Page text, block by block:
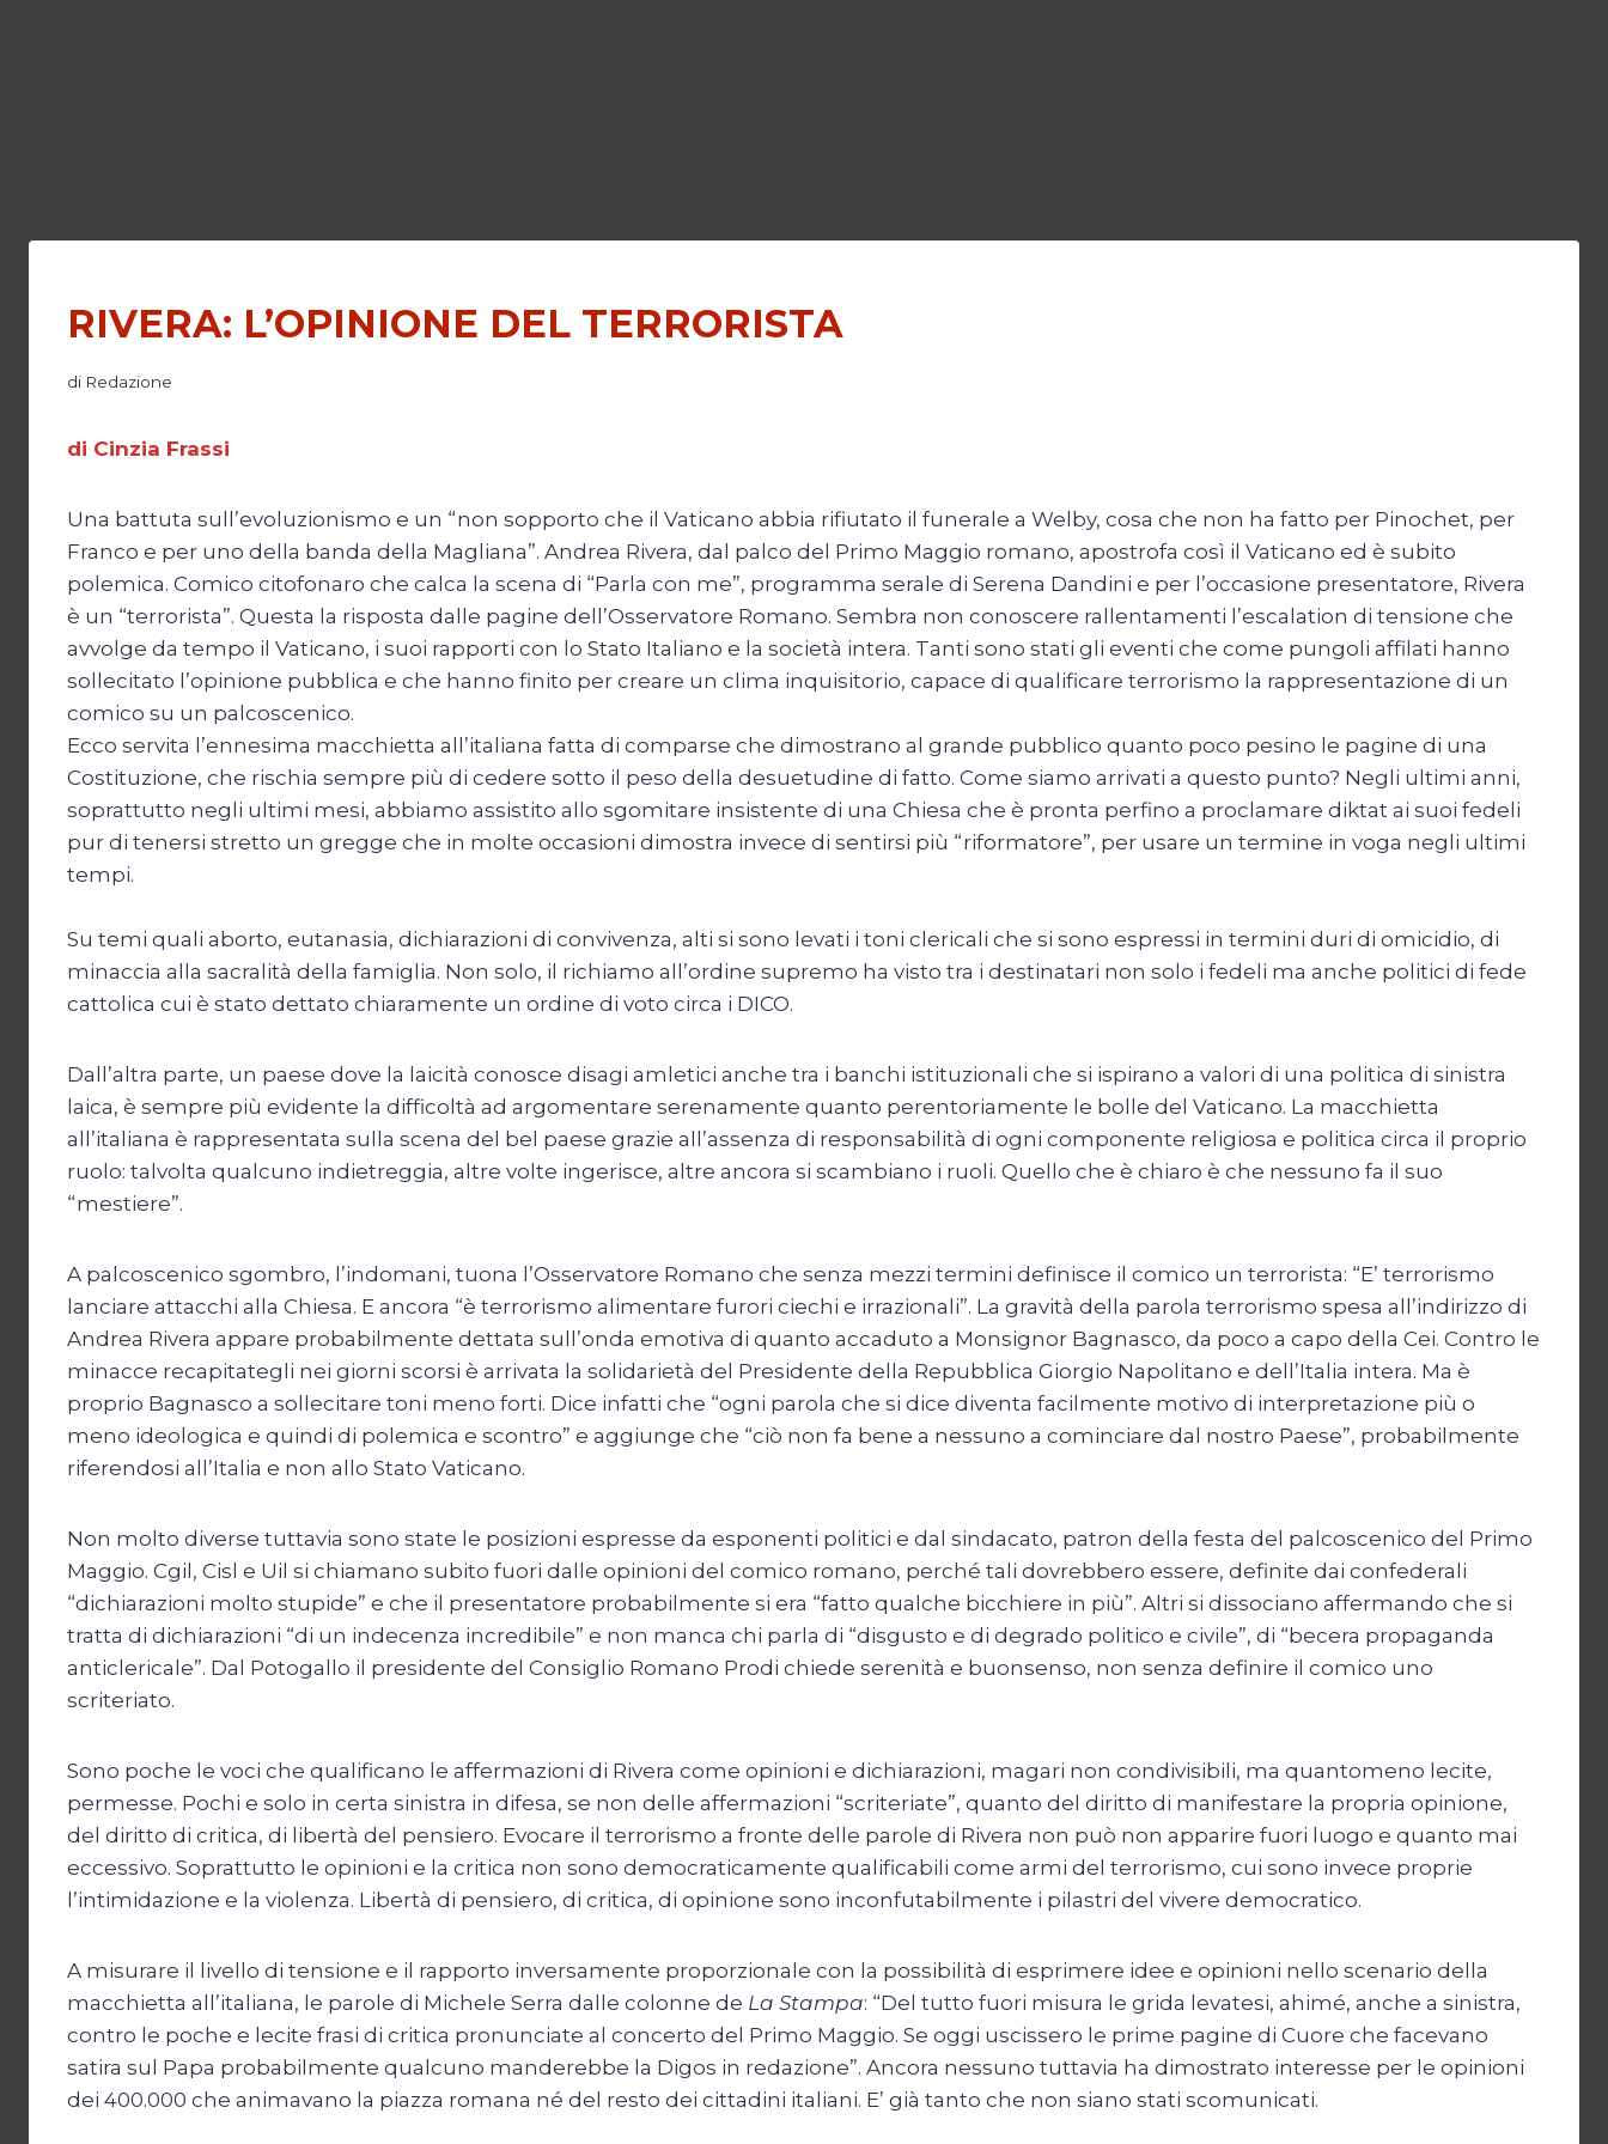
RIVERA: L’OPINIONE DEL TERRORISTA
di Redazione
di Cinzia Frassi
Una battuta sull’evoluzionismo e un “non sopporto che il Vaticano abbia rifiutato il funerale a Welby, cosa che non ha fatto per Pinochet, per
Franco e per uno della banda della Magliana”. Andrea Rivera, dal palco del Primo Maggio romano, apostrofa così il Vaticano ed è subito
polemica. Comico citofonaro che calca la scena di “Parla con me”, programma serale di Serena Dandini e per l’occasione presentatore, Rivera
è un “terrorista”. Questa la risposta dalle pagine dell’Osservatore Romano. Sembra non conoscere rallentamenti l’escalation di tensione che
avvolge da tempo il Vaticano, i suoi rapporti con lo Stato Italiano e la società intera. Tanti sono stati gli eventi che come pungoli affilati hanno
sollecitato l’opinione pubblica e che hanno finito per creare un clima inquisitorio, capace di qualificare terrorismo la rappresentazione di un
comico su un palcoscenico.
Ecco servita l’ennesima macchietta all’italiana fatta di comparse che dimostrano al grande pubblico quanto poco pesino le pagine di una
Costituzione, che rischia sempre più di cedere sotto il peso della desuetudine di fatto. Come siamo arrivati a questo punto? Negli ultimi anni,
soprattutto negli ultimi mesi, abbiamo assistito allo sgomitare insistente di una Chiesa che è pronta perfino a proclamare diktat ai suoi fedeli
pur di tenersi stretto un gregge che in molte occasioni dimostra invece di sentirsi più “riformatore”, per usare un termine in voga negli ultimi
tempi.
Su temi quali aborto, eutanasia, dichiarazioni di convivenza, alti si sono levati i toni clericali che si sono espressi in termini duri di omicidio, di
minaccia alla sacralità della famiglia. Non solo, il richiamo all’ordine supremo ha visto tra i destinatari non solo i fedeli ma anche politici di fede
cattolica cui è stato dettato chiaramente un ordine di voto circa i DICO.
Dall’altra parte, un paese dove la laicità conosce disagi amletici anche tra i banchi istituzionali che si ispirano a valori di una politica di sinistra
laica, è sempre più evidente la difficoltà ad argomentare serenamente quanto perentoriamente le bolle del Vaticano. La macchietta
all’italiana è rappresentata sulla scena del bel paese grazie all’assenza di responsabilità di ogni componente religiosa e politica circa il proprio
ruolo: talvolta qualcuno indietreggia, altre volte ingerisce, altre ancora si scambiano i ruoli. Quello che è chiaro è che nessuno fa il suo
“mestiere”.
A palcoscenico sgombro, l’indomani, tuona l’Osservatore Romano che senza mezzi termini definisce il comico un terrorista: “E’ terrorismo
lanciare attacchi alla Chiesa. E ancora “è terrorismo alimentare furori ciechi e irrazionali”. La gravità della parola terrorismo spesa all’indirizzo di
Andrea Rivera appare probabilmente dettata sull’onda emotiva di quanto accaduto a Monsignor Bagnasco, da poco a capo della Cei. Contro le
minacce recapitategli nei giorni scorsi è arrivata la solidarietà del Presidente della Repubblica Giorgio Napolitano e dell’Italia intera. Ma è
proprio Bagnasco a sollecitare toni meno forti. Dice infatti che “ogni parola che si dice diventa facilmente motivo di interpretazione più o
meno ideologica e quindi di polemica e scontro” e aggiunge che “ciò non fa bene a nessuno a cominciare dal nostro Paese”, probabilmente
riferendosi all’Italia e non allo Stato Vaticano.
Non molto diverse tuttavia sono state le posizioni espresse da esponenti politici e dal sindacato, patron della festa del palcoscenico del Primo
Maggio. Cgil, Cisl e Uil si chiamano subito fuori dalle opinioni del comico romano, perché tali dovrebbero essere, definite dai confederali
“dichiarazioni molto stupide” e che il presentatore probabilmente si era “fatto qualche bicchiere in più”. Altri si dissociano affermando che si
tratta di dichiarazioni “di un indecenza incredibile” e non manca chi parla di “disgusto e di degrado politico e civile”, di “becera propaganda
anticlericale”. Dal Potogallo il presidente del Consiglio Romano Prodi chiede serenità e buonsenso, non senza definire il comico uno
scriteriato.
Sono poche le voci che qualificano le affermazioni di Rivera come opinioni e dichiarazioni, magari non condivisibili, ma quantomeno lecite,
permesse. Pochi e solo in certa sinistra in difesa, se non delle affermazioni “scriteriate”, quanto del diritto di manifestare la propria opinione,
del diritto di critica, di libertà del pensiero. Evocare il terrorismo a fronte delle parole di Rivera non può non apparire fuori luogo e quanto mai
eccessivo. Soprattutto le opinioni e la critica non sono democraticamente qualificabili come armi del terrorismo, cui sono invece proprie
l’intimidazione e la violenza. Libertà di pensiero, di critica, di opinione sono inconfutabilmente i pilastri del vivere democratico.
A misurare il livello di tensione e il rapporto inversamente proporzionale con la possibilità di esprimere idee e opinioni nello scenario della
macchietta all’italiana, le parole di Michele Serra dalle colonne de La Stampa: “Del tutto fuori misura le grida levatesi, ahimé, anche a sinistra,
contro le poche e lecite frasi di critica pronunciate al concerto del Primo Maggio. Se oggi uscissero le prime pagine di Cuore che facevano
satira sul Papa probabilmente qualcuno manderebbe la Digos in redazione”. Ancora nessuno tuttavia ha dimostrato interesse per le opinioni
dei 400.000 che animavano la piazza romana né del resto dei cittadini italiani. E’ già tanto che non siano stati scomunicati.